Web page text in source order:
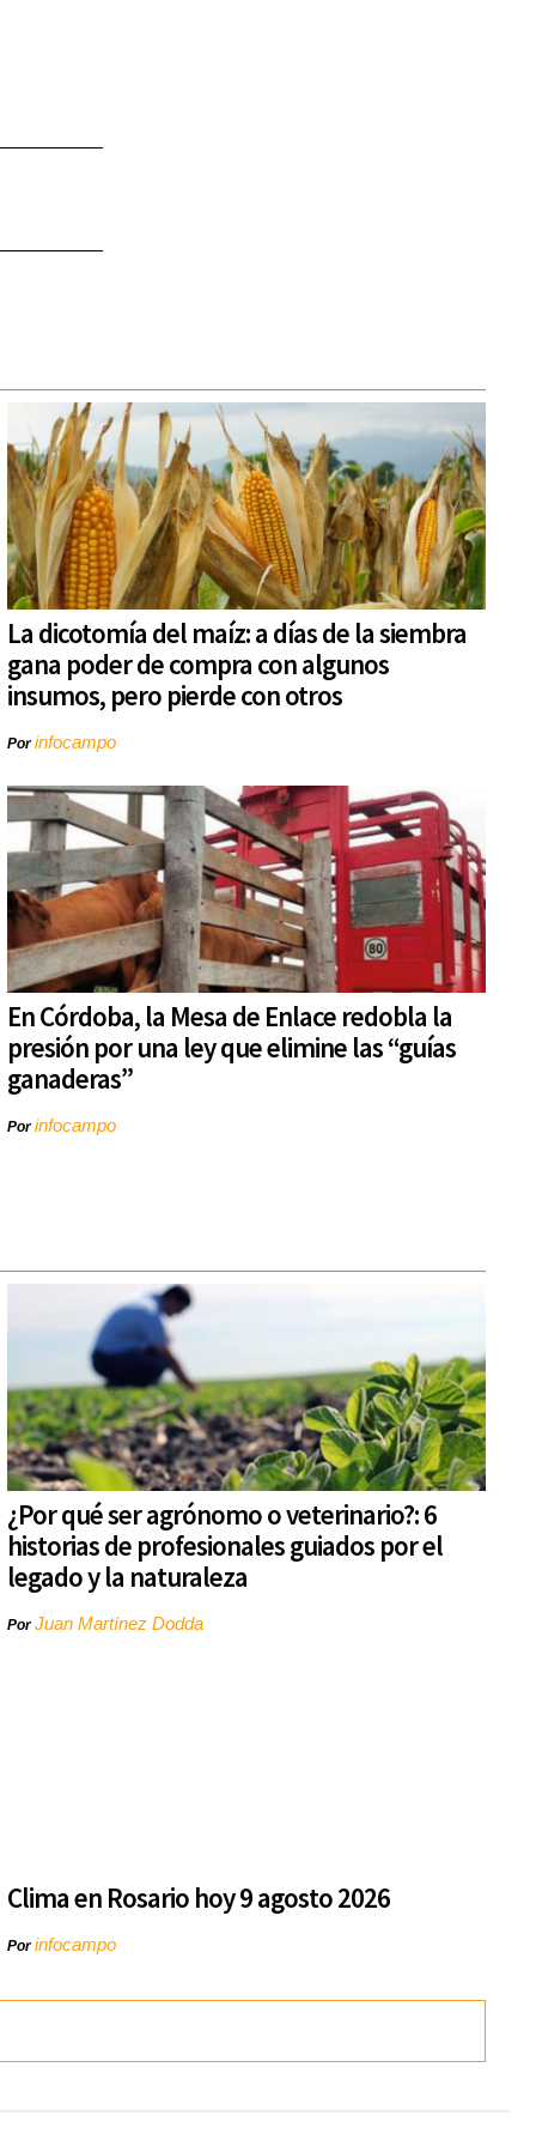
La dicotomía del maíz: a días de la siembra
gana poder de compra con algunos
insumos, pero pierde con otros
Porinfocampo
En Córdoba, la Mesa de Enlace redobla la
presión por una ley que elimine las “guías
ganaderas”
Porinfocampo
¿Por qué ser agrónomo o veterinario?: 6
historias de profesionales guiados por el
legado y la naturaleza
PorJuan Martínez Dodda
Clima en Rosario hoy 9 agosto 2026
Porinfocampo